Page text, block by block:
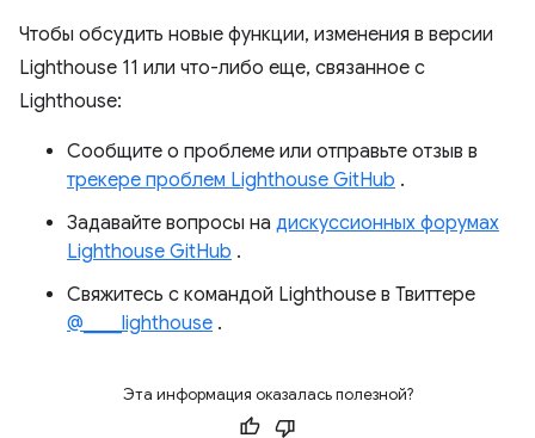
Чтобы обсудить новые функции, изменения в версии
Lighthouse 11 или что-либо еще, связанное с
Lighthouse:
Сообщите о проблеме или отправьте отзыв в
трекере проблем Lighthouse GitHub .
Задавайте вопросы на дискуссионных форумах
Lighthouse GitHub .
Свяжитесь с командой Lighthouse в Твиттере
@____lighthouse .
Эта информация оказалась полезной?